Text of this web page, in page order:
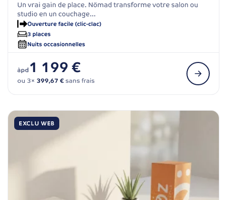
Un vrai gain de place. Nömad transforme votre salon ou
studio en un couchage…
Ouverture facile (clic-clac)
3 places
Nuits occasionnelles
àpd 1 199 €
ou 3× 399,67 €sans frais
EXCLU WEB